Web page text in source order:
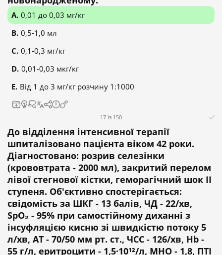
0,01 до 0,03 мг/кг
0,5-1,0 мл
0,1-0,3 мг/кг
0,01-0,03 мкг/кг
Від 1 до 3 мг/кг розчину 1:1000
17 із 150
До відділення інтенсивної терапії
шпиталізовано пацієнта віком 42 роки.
Діагностовано: розрив селезінки
(крововтрата - 2000 мл), закритий перелом
лівої стегнової кістки, геморагічний шок II
ступеня. Об'єктивно спостерігається:
свідомість за ШКГ - 13 балів, ЧД - 22/хв,
SpO₂ - 95% при самостійному диханні з
інсуфляцією кисню зі швидкістю потоку 5
л/хв, АТ - 70/50 мм рт. ст., ЧСС - 126/хв, Hb -
55 г/л, еритроцити - 1,5·10¹²/л, МНО - 1,8, ПТІ